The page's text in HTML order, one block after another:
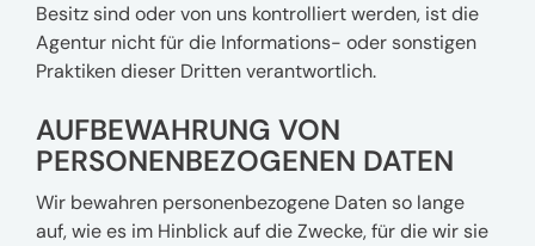
Besitz sind oder von uns kontrolliert werden, ist die
Agentur nicht für die Informations- oder sonstigen
Praktiken dieser Dritten verantwortlich.
AUFBEWAHRUNG VON
PERSONENBEZOGENEN DATEN
Wir bewahren personenbezogene Daten so lange
auf, wie es im Hinblick auf die Zwecke, für die wir sie